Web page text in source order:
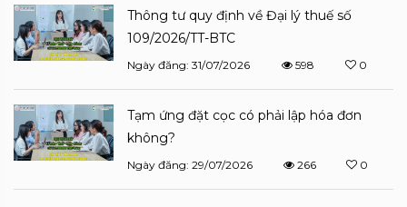
Thông tư quy định về Đại lý thuế số
109/2026/TT-BTC
Ngày đăng: 31/07/2026 598 0
Tạm ứng đặt cọc có phải lập hóa đơn
không?
Ngày đăng: 29/07/2026 266 0